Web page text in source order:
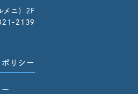
メニ）2F
2139
リシー